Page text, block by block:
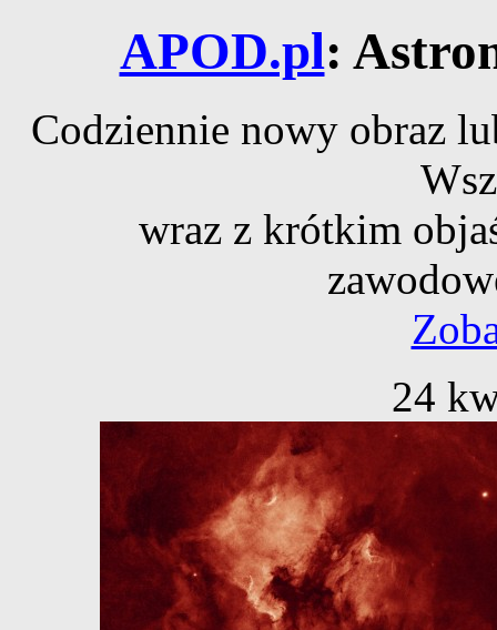
APOD.pl:
Codziennie nowy obraz
wraz z krótkim
24